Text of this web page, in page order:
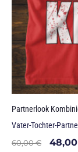
Partnerlook
Vater-Tochter-
60,00€ 48,00